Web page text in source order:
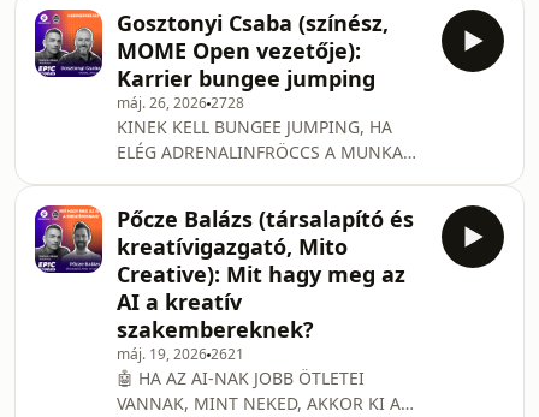
ötletektől, – miért a bankkártya (és
része? Erről szól az Epic Stories új
epizódja, amelynek vendége Mátyás-
Kollár Gabi, ezúttal már a Shiwaforce
Head of AI-jaként. 🚀 Fun fact: amikor
Gabi először szerepelt az Epic Stories-
ban, még nem volt shiwás. Azóta
viszont nemcsak a csapatunk AI
fejlesztési ve
Gosztonyi Csaba (színész,
MOME Open vezetője):
Karrier bungee jumping
máj. 26, 20262728
KINEK KELL BUNGEE JUMPING, HA
ELÉG ADRENALINFRÖCCS A MUNKA
amellett, hogy jelenleg a MOME Open
- MOME Budapest “Új tudás
Iskolájának” vezetője, igazán érdekes
és inspiráló utat járt be, pont ezért
tökéletes személy arra, hogy meséljen
a felnőttkori karrierváltásról: 👉 Mi
ösztönzi az embert arra, hogy
elhagyja a megszokott közeget
Pőcze Balázs (társalapító és
kreatívigazgató, Mito
Creative): Mit hagy meg az
AI a kreatív
szakembereknek?
máj. 19, 20262621
🤖 HA AZ AI-NAK JOBB ÖTLETEI
VANNAK, MINT NEKED, AKKOR KI A